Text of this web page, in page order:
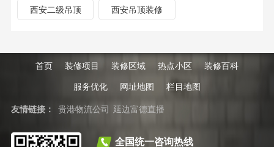
西安二级吊顶 西安吊顶装修
首页 装修项目 装修区域 热点小区 装修百科
服务优化 网址地图 栏目地图
友情链接： 贵港物流公司 延边富德直播
全国统一咨询热线